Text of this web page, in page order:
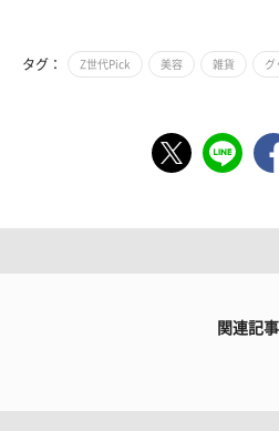
タグ： Z世代Pick 美容 雑貨 グ
関連記事